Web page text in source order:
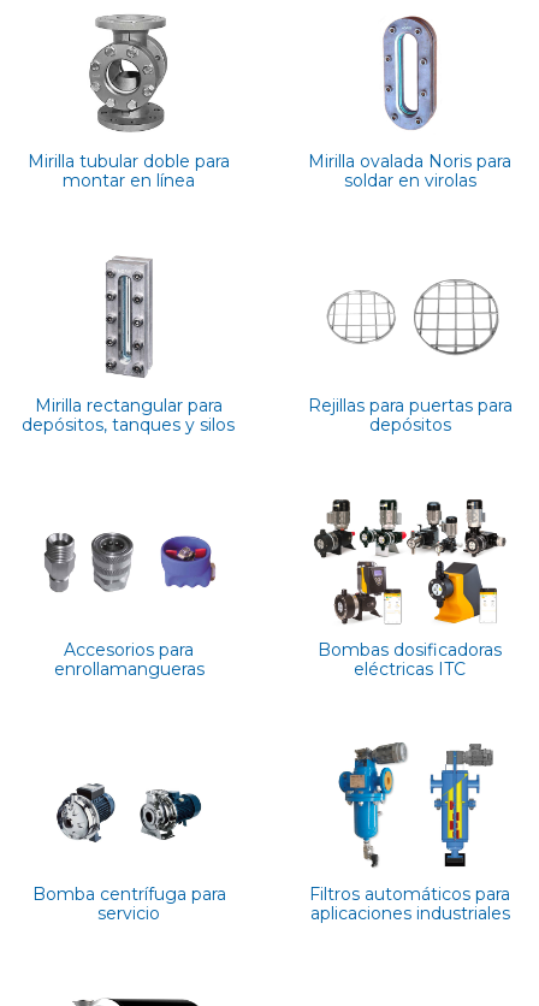
Mirilla tubular doble para
montar en línea
Mirilla ovalada Noris para
soldar en virolas
Mirilla rectangular para
depósitos, tanques y silos
Rejillas para puertas para
depósitos
Accesorios para
enrollamangueras
Bombas dosificadoras
eléctricas ITC
Bomba centrífuga para
servicio
Filtros automáticos para
aplicaciones industriales